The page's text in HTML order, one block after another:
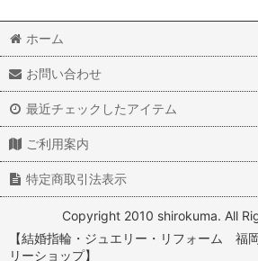
ホーム
お問い合わせ
最近チェックしたアイテム
ご利用案内
特定商取引法表示
Copyright 2010 shirokuma. All
【結婚指輪・ジュエリー・リフォーム 福
リーショップ】